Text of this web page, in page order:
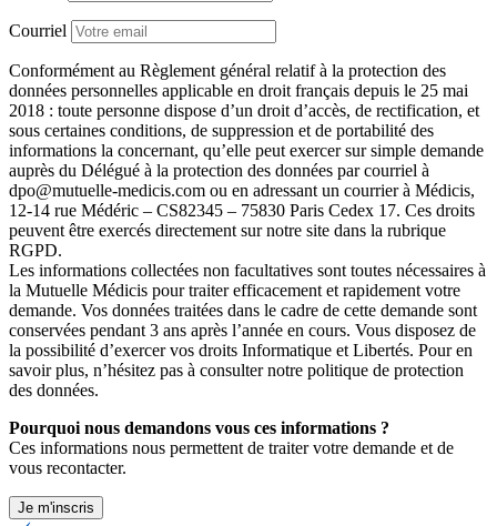
Courriel
Conformément au Règlement général relatif à la protection des
données personnelles applicable en droit français depuis le 25 mai
2018 : toute personne dispose d’un droit d’accès, de rectification, et
sous certaines conditions, de suppression et de portabilité des
informations la concernant, qu’elle peut exercer sur simple demande
auprès du Délégué à la protection des données par courriel à
dpo@mutuelle-medicis.com ou en adressant un courrier à Médicis,
12-14 rue Médéric – CS82345 – 75830 Paris Cedex 17. Ces droits
peuvent être exercés directement sur notre site dans la rubrique
RGPD.
Les informations collectées non facultatives sont toutes nécessaires à
la Mutuelle Médicis pour traiter efficacement et rapidement votre
demande. Vos données traitées dans le cadre de cette demande sont
conservées pendant 3 ans après l’année en cours. Vous disposez de
la possibilité d’exercer vos droits Informatique et Libertés. Pour en
savoir plus, n’hésitez pas à consulternotre politique de protection
des données.
Pourquoi nous demandons vous ces informations ?
Ces informations nous permettent de traiter votre demande et de
vous recontacter.
Je m'inscris